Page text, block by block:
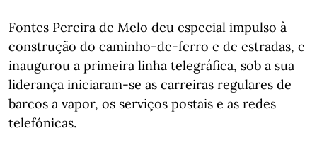
Fontes Pereira de Melo deu especial impulso à
construção do caminho-de-ferro e de estradas, e
inaugurou a primeira linha telegráfica, sob a sua
liderança iniciaram-se as carreiras regulares de
barcos a vapor, os serviços postais e as redes
telefónicas.